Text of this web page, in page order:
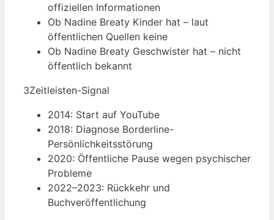
offiziellen Informationen
Ob Nadine Breaty Kinder hat – laut
öffentlichen Quellen keine
Ob Nadine Breaty Geschwister hat – nicht
öffentlich bekannt
3Zeitleisten-Signal
2014: Start auf YouTube
2018: Diagnose Borderline-
Persönlichkeitsstörung
2020: Öffentliche Pause wegen psychischer
Probleme
2022–2023: Rückkehr und
Buchveröffentlichung